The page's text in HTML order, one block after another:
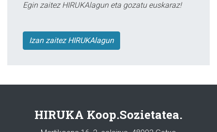
Egin zaitez HIRUKAlagun eta gozatu euskaraz!
Izan zaitez HIRUKAlagun
HIRUKA Koop.Sozietatea.